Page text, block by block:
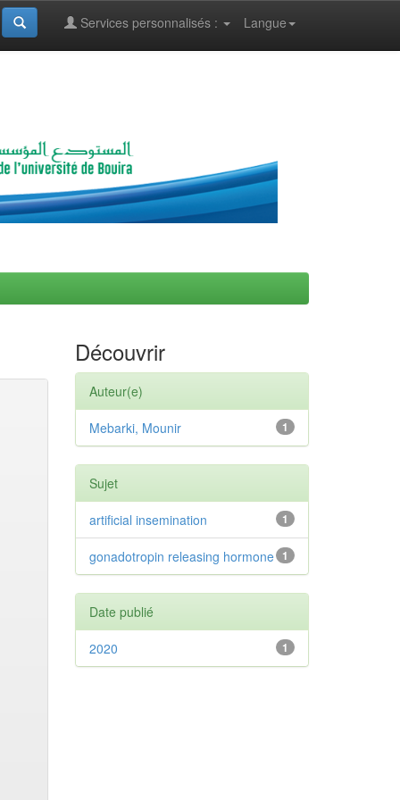
Langue
Services personnalisés :
Découvrir
Auteur(e)
1
Mebarki, Mounir
Sujet
1
artificial insemination
1
gonadotropin releasing hormone
Date publié
1
2020